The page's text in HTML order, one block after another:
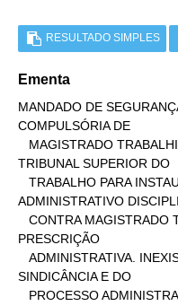
RESULTADO SIMPLES
Ementa
MANDADO DE
COMPULSÓRIA DE
TRIBUNAL SUPERIOR DO
ADMINISTRATIVO
PRESCRIÇÃO
SINDICÂNCIA E DO